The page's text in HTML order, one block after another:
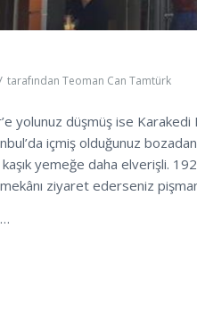
tarafından Teoman Can Tamtürk
yolunuz düşmüş ise Karakedi
içmiş olduğunuz
yemeğe daha elverişli.
ziyaret ederseniz pişman